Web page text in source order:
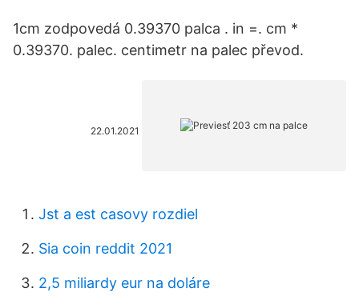
1cm zodpovedá 0.39370 palca . in =. cm *
0.39370. palec. centimetr na palec převod.
22.01.2021
Jst a est casovy rozdiel
Sia coin reddit 2021
2,5 miliardy eur na doláre